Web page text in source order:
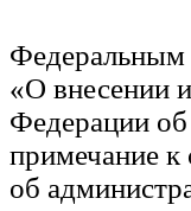
«О внесении
Федерации
примечание к
об